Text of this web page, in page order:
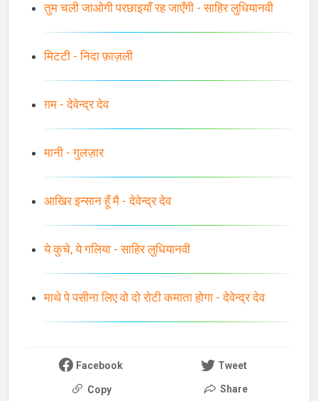
तुम चली जाओगी परछाइयाँ रह जाएँगी - साहिर लुधियानवी
मिटटी - निदा फ़ाज़ली
ग़म - देवेन्द्र देव
मानी - गुलज़ार
आखिर इन्सान हूँ मै - देवेन्द्र देव
ये कुचे, ये गलिया - साहिर लुधियानवी
माथे पे पसीना लिए वो दो रोटी कमाता होगा - देवेन्द्र देव
Facebook Tweet
Copy Share